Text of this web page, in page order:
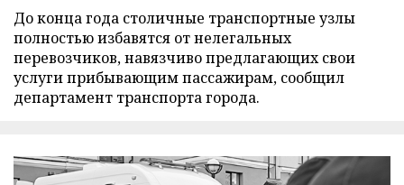
До конца года столичные транспортные узлы
полностью избавятся от нелегальных
перевозчиков, навязчиво предлагающих свои
услуги прибывающим пассажирам, сообщил
департамент транспорта города.